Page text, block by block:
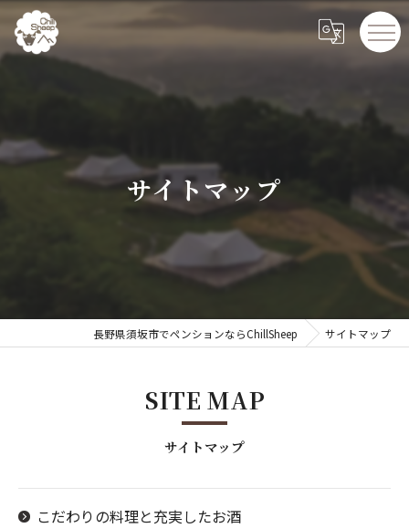
サイトマップ
長野県須坂市でペンションならChillSheep サイトマップ
サイトマップ
SITE MAP
こだわりの料理と充実したお酒